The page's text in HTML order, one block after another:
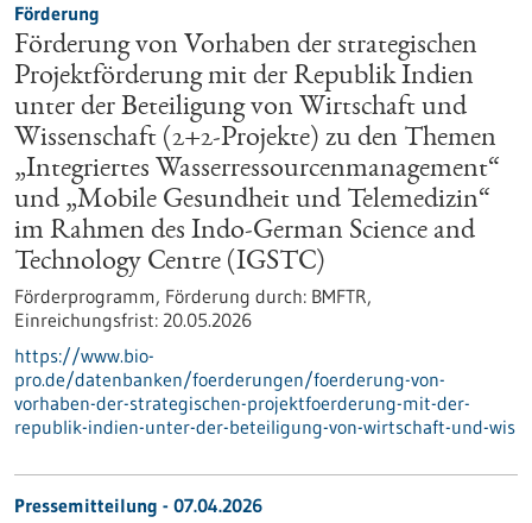
Förderung
Förderung von Vorhaben der strategischen
Projektförderung mit der Republik Indien
unter der Beteiligung von Wirtschaft und
Wissenschaft (2+2-Projekte) zu den Themen
„Integriertes Wasserressourcenmanagement“
und „Mobile Gesundheit und Telemedizin“
im Rahmen des Indo-German Science and
Technology Centre (IGSTC)
Förderprogramm, Förderung durch: BMFTR,
Einreichungsfrist: 20.05.2026
https://www.bio-
pro.de/datenbanken/foerderungen/foerderung-von-
vorhaben-der-strategischen-projektfoerderung-mit-der-
republik-indien-unter-der-beteiligung-von-wirtschaft-und-wis
Pressemitteilung - 07.04.2026